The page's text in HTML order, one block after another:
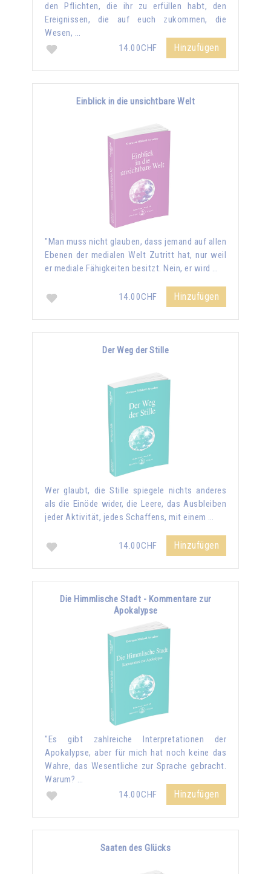
den Pflichten, die ihr zu erfüllen habt, den
Ereignissen, die auf euch zukommen, die
Wesen, …
14.00CHF
Hinzufügen
Einblick in die unsichtbare Welt
"Man muss nicht glauben, dass jemand auf allen
Ebenen der medialen Welt Zutritt hat, nur weil
er mediale Fähigkeiten besitzt. Nein, er wird …
14.00CHF Hinzufügen
Der Weg der Stille
Wer glaubt, die Stille spiegele nichts anderes
als die Einöde wider, die Leere, das Ausbleiben
jeder Aktivität, jedes Schaffens, mit einem …
14.00CHF Hinzufügen
Die Himmlische Stadt - Kommentare zur
Apokalypse
"Es gibt zahlreiche Interpretationen der
Apokalypse, aber für mich hat noch keine das
Wahre, das Wesentliche zur Sprache gebracht.
Warum? …
14.00CHF
Hinzufügen
Saaten des Glücks